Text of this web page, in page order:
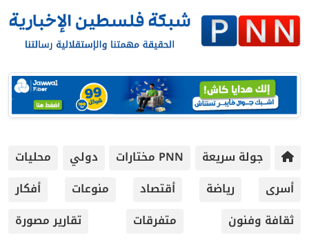
جولة سريعة PNN مختارات دولي
محليات
أسرى
رياضة أقتصاد منوعات
أفكار
ثقافة وفنون
متفرقات
تقارير مصورة